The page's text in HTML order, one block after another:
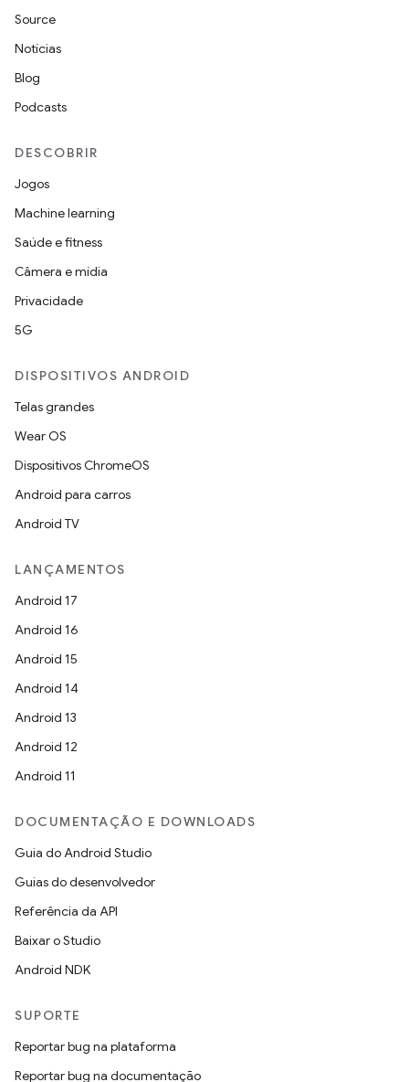
Source
Notícias
Blog
Podcasts
DESCOBRIR
Jogos
Machine learning
Saúde e fitness
Câmera e mídia
Privacidade
5G
DISPOSITIVOS ANDROID
Telas grandes
Wear OS
Dispositivos ChromeOS
Android para carros
Android TV
LANÇAMENTOS
Android 17
Android 16
Android 15
Android 14
Android 13
Android 12
Android 11
DOCUMENTAÇÃO E DOWNLOADS
Guia do Android Studio
Guias do desenvolvedor
Referência da API
Baixar o Studio
Android NDK
SUPORTE
Reportar bug na plataforma
Reportar bug na documentação